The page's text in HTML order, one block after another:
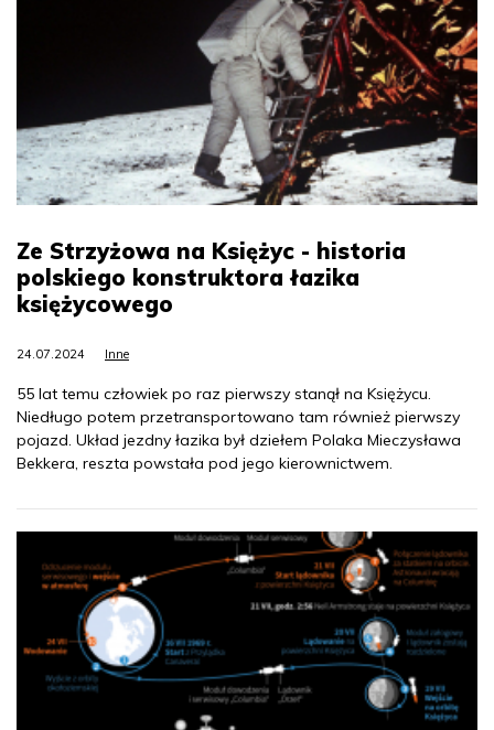
Ze Strzyżowa na Księżyc - historia
polskiego konstruktora łazika
księżycowego
24.07.2024 Inne
55 lat temu człowiek po raz pierwszy stanął na Księżycu.
Niedługo potem przetransportowano tam również pierwszy
pojazd. Układ jezdny łazika był dziełem Polaka Mieczysława
Bekkera, reszta powstała pod jego kierownictwem.